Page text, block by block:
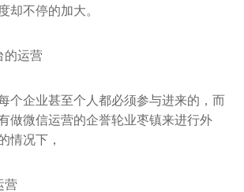
却不停的加大。
的运营
个企业甚至个人都必须参与进来的，而
做微信运营的企誉轮业枣镇来进行外
情况下，
营